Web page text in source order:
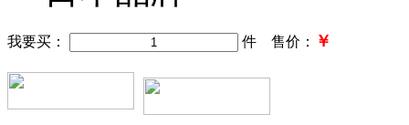
我要买： 件 售价： ￥